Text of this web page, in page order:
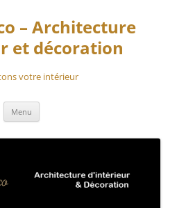
– Architecture
et décoration
votre intérieur
Menu